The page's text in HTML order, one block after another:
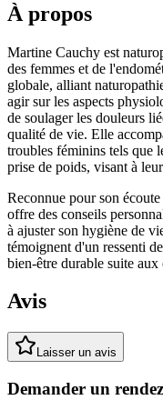
À propos
Martine Cauchy est
des femmes et de
globale, alliant
agir sur les aspects
de soulager les douleurs
qualité de vie. Elle
troubles féminins tels que
prise de poids, visant à
Reconnue pour son
offre des conseils
à ajuster son hygiène de
témoignent d'un ressenti
bien-être durable suite aux
Avis
Laisser un avis
Demander un